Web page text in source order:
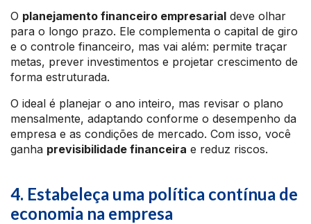
O planejamento financeiro empresarial deve olhar
para o longo prazo. Ele complementa o capital de giro
e o controle financeiro, mas vai além: permite traçar
metas, prever investimentos e projetar crescimento de
forma estruturada.
O ideal é planejar o ano inteiro, mas revisar o plano
mensalmente, adaptando conforme o desempenho da
empresa e as condições de mercado. Com isso, você
ganha previsibilidade financeira e reduz riscos.
4. Estabeleça uma política contínua de
economia na empresa